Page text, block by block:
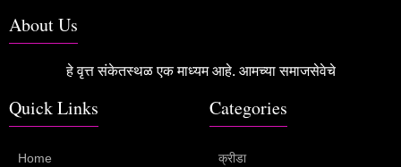
About Us
हे वृत्त संकेतस्थळ एक माध्यम आहे. आमच्या समाजसेवेचे
Quick Links
Home
Categories
क्रीडा